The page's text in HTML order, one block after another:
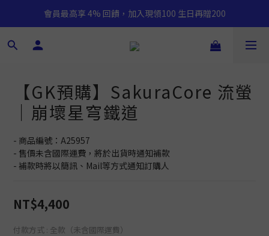
會員最高享 4% 回饋，加入現領100 生日再贈200
【GK預購】SakuraCore 流螢
｜崩壞星穹鐵道
- 商品編號：A25957
- 售價未含國際運費，將於出貨時通知補款
- 補款時將以簡訊、Mail等方式通知訂購人
NT$4,400
付款方式 : 全款（未含國際運費）